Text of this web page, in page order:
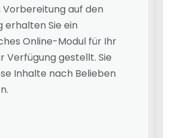
Vorbereitung auf den
erhalten Sie ein
Online-Modul für Ihr
Verfügung gestellt. Sie
Inhalte nach Belieben